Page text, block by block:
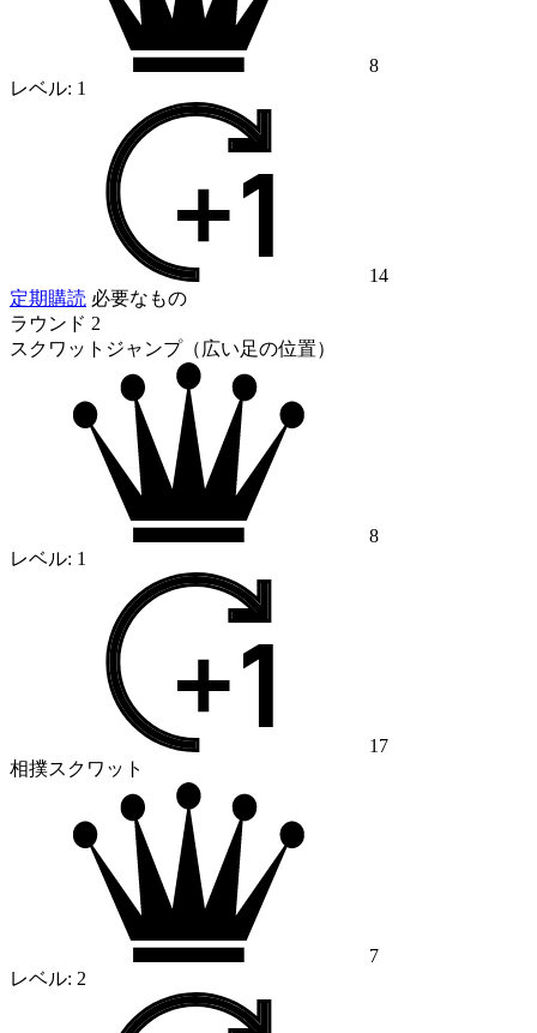
8
レベル: 1
14
定期購読 必要なもの
ラウンド 2
スクワットジャンプ（広い足の位置）
8
レベル: 1
17
相撲スクワット
7
レベル: 2